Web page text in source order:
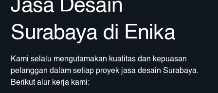
Jasa Desain
Surabaya di Enika
Kami selalu mengutamakan kualitas dan kepuasan
pelanggan dalam setiap proyek jasa desain Surabaya.
Berikut alur kerja kami: